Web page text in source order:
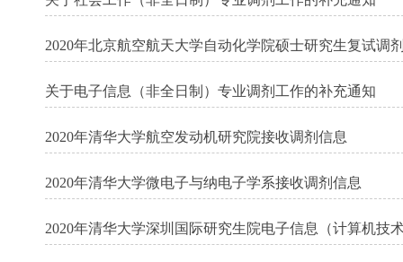
2020年北京航空航天大学自动化学院硕士研究生复试调
关于电子信息（非全日制）专业调剂工作的补充通知
2020年清华大学航空发动机研究院接收调剂信息
2020年清华大学微电子与纳电子学系接收调剂信息
2020年清华大学深圳国际研究生院电子信息（计算机技